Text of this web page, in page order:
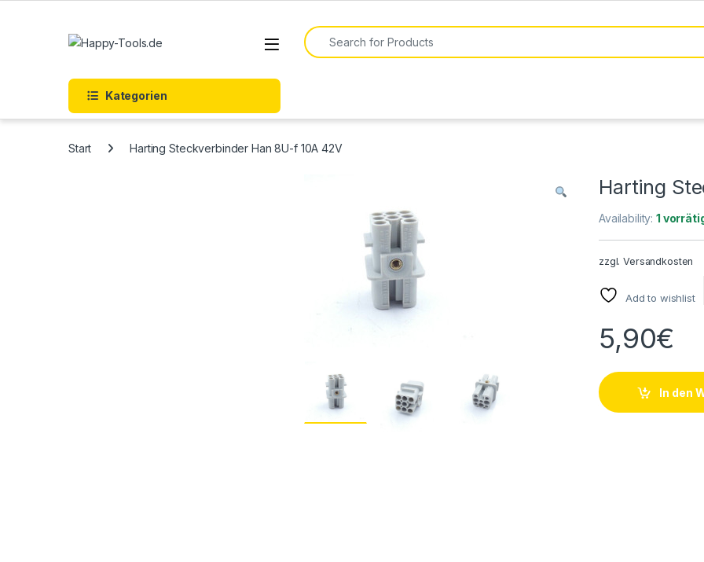
Open
Search for:
Kategorien
Start Harting Steckverbinder Han 8U-f 10A 42V
Harting
Availability:1
zzgl.Versandkosten
Add to wishlist
5,90€
In den